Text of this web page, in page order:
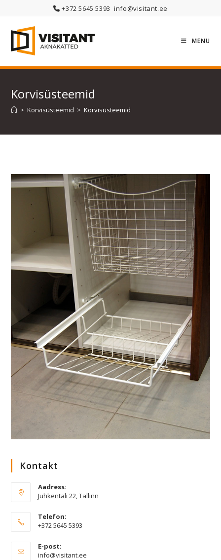
content
+372 5645 5393 info@visitant.ee
MENU
Korvisüsteemid
> Korvisüsteemid > Korvisüsteemid
Kontakt
Aadress:
Juhkentali 22, Tallinn
Telefon:
+372 5645 5393
E-post:
info@visitant.ee